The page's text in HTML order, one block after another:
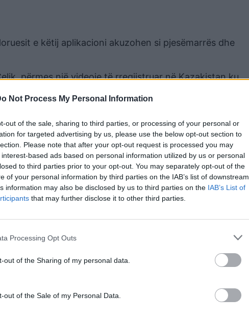
Not Process My Personal Information
out of the sale, sharing to third parties, or processing of your personal or
for targeted advertising by us, please use the below opt-out section to
Please note that after your opt-out request is processed you may
based ads based on personal information utilized by us or personal
to third parties prior to your opt-out. You may separately opt-out of the
of your personal information by third parties on the IAB’s list of downstream
information may also be disclosed by us to third parties on the IAB’s List of
that may further disclose it to other third parties.
Processing Opt Outs
out of the Sharing of my personal data.
out of the Sale of my Personal Data.
e këtij aplikacioni akuzohen si pjesëmarrës dhe
përmes një videoje të rregjistruar në Kazakistan ku
ta humbasim atë. Ju lutem, mos e çoni atë në Turqi.
Ju lutemi, ndihmojeni babain tonë”
turk Harun Çelik, në